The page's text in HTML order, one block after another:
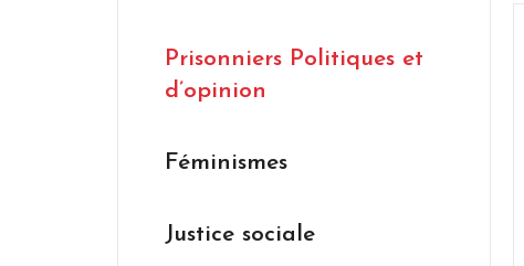
Prisonniers Politiques et
d’opinion
Féminismes
Justice sociale